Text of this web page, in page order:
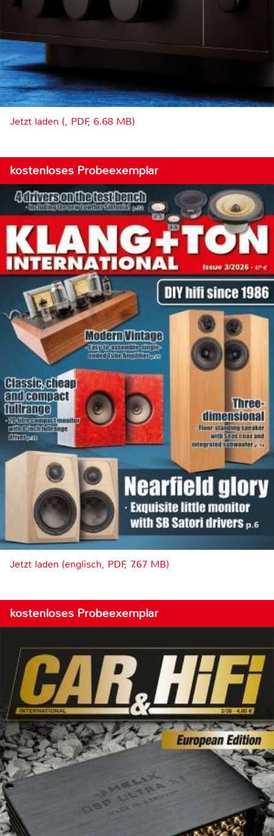
Jetzt laden (, PDF, 6.68 MB)
kostenloses Probeexemplar
Jetzt laden (englisch, PDF, 7.67 MB)
kostenloses Probeexemplar